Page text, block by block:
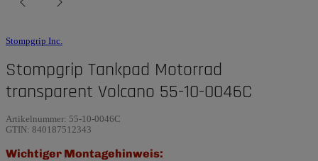
Stompgrip Inc.
Stompgrip Tankpad Motorrad
transparent Volcano 55-10-0046C
Artikelnummer: 55-10-0046C
GTIN: 840187512343
Wichtiger Montagehinweis: